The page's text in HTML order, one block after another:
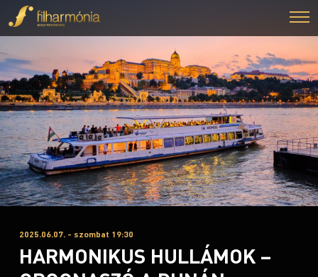
2025.06.07. - szombat 19:30
HARMONIKUS HULLÁMOK –